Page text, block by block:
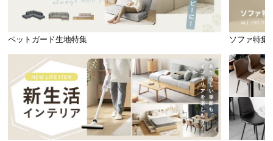
ペットガード生地特集 ソファ特集